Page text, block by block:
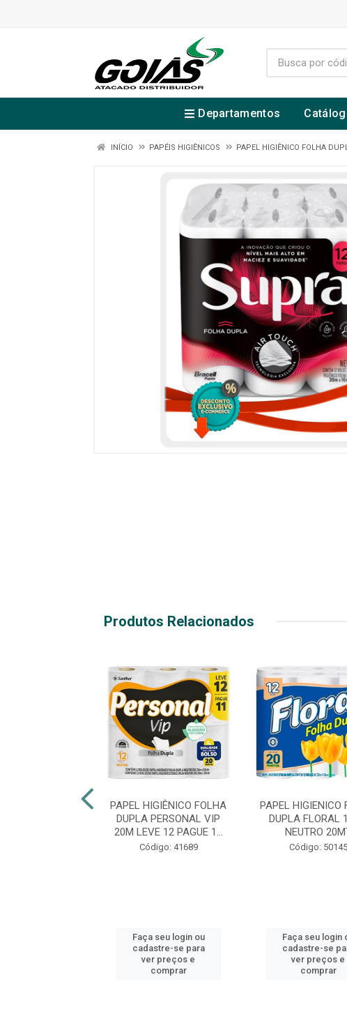
Departamentos
INÍCIO PAPÉIS HIGIÊNICOS PAPEL HIGIÊNICO FOLHA
Produtos Relacionados
PAPEL HIGIÊNICO FOLHA
DUPLA PERSONAL VIP
20M LEVE 12 PAGUE 1...
Código: 41689
Faça seu login ou
cadastre-se para
ver preços e
comprar
PAPEL HIGIENICO
DUPLA FLORAL
NEUTRO
Código: 50145
Faça seu login
cadastre-se
ver preços e
comprar